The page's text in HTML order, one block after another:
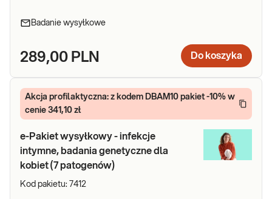
Badanie wysyłkowe
289,00 PLN Do koszyka
Akcja profilaktyczna: z kodem DBAM10 pakiet -10% w
cenie 341,10 zł
e-Pakiet wysyłkowy - infekcje
intymne, badania genetyczne dla
kobiet (7 patogenów)
Kod pakietu: 7412